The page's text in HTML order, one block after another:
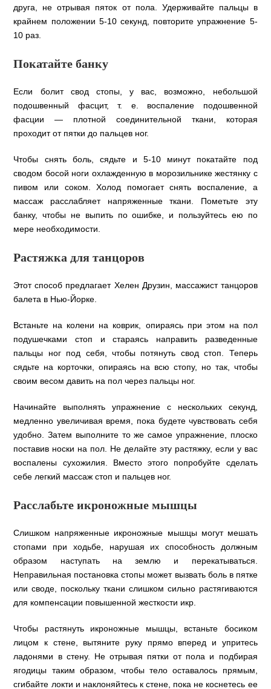
друга, не отрывая пяток от пола. Удерживайте пальцы в
крайнем положении 5-10 секунд, повторите упражнение 5-
10 раз.
Покатайте банку
Если болит свод стопы, у вас, возможно, небольшой
подошвенный фасцит, т. е. воспаление подошвенной
фасции — плотной соединительной ткани, которая
проходит от пятки до пальцев ног.
Чтобы снять боль, сядьте и 5-10 минут покатайте под
сводом босой ноги охлажденную в морозильнике жестянку с
пивом или соком. Холод помогает снять воспаление, а
массаж расслабляет напряженные ткани. Пометьте эту
банку, чтобы не выпить по ошибке, и пользуйтесь ею по
мере необходимости.
Растяжка для танцоров
Этот способ предлагает Хелен Друзин, массажист танцоров
балета в Нью-Йорке.
Встаньте на колени на коврик, опираясь при этом на пол
подушечками стоп и стараясь направить разведенные
пальцы ног под себя, чтобы потянуть свод стоп. Теперь
сядьте на корточки, опираясь на всю стопу, но так, чтобы
своим весом давить на пол через пальцы ног.
Начинайте выполнять упражнение с нескольких секунд,
медленно увеличивая время, пока будете чувствовать себя
удобно. Затем выполните то же самое упражнение, плоско
поставив носки на пол. Не делайте эту растяжку, если у вас
воспалены сухожилия. Вместо этого попробуйте сделать
себе легкий массаж стоп и пальцев ног.
Расслабьте икроножные мышцы
Слишком напряженные икроножные мышцы могут мешать
стопами при ходьбе, нарушая их способность должным
образом наступать на землю и перекатываться.
Неправильная постановка стопы может вызвать боль в пятке
или своде, поскольку ткани слишком сильно растягиваются
для компенсации повышенной жесткости икр.
Чтобы растянуть икроножные мышцы, встаньте босиком
лицом к стене, вытяните руку прямо вперед и упритесь
ладонями в стену. Не отрывая пятки от пола и подбирая
ягодицы таким образом, чтобы тело оставалось прямым,
сгибайте локти и наклоняйтесь к стене, пока не коснетесь ее